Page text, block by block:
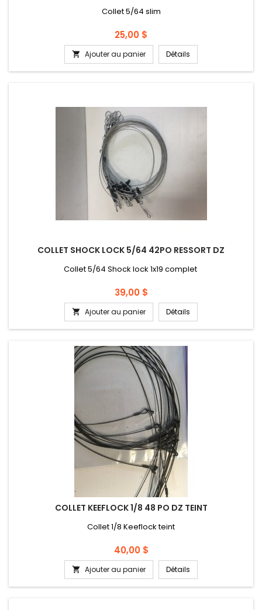
Collet 5/64 slim
Prix
25,00 $
 Ajouter au panier Détails
COLLET SHOCK LOCK 5/64 42PO RESSORT DZ
Collet 5/64 Shock lock 1x19 complet
Prix
39,00 $
 Ajouter au panier Détails
COLLET KEEFLOCK 1/8 48 PO DZ TEINT
Collet 1/8 Keeflock teint
Prix
40,00 $
 Ajouter au panier Détails